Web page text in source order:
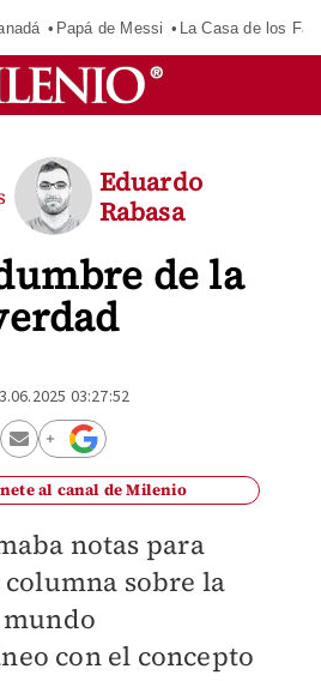
Papá de Messi La Casa de los
de la
Eduardo
Rabasa
03:27:52
al canal de Milenio
notas para
sobre la
con el concepto